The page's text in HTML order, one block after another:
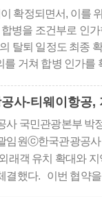
확정되면서, 이를
병을 조건부로 인
탈퇴 일정도 최종
거쳐 합병 인가를
사-티웨이항공,
사 국민관광본부 박
임원ⓒ한국관광공
래객 유치 확대와
결했다. 이번 협약